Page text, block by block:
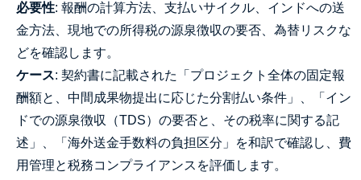
必要性: 報酬の計算方法、支払いサイクル、インドへの送
金方法、現地での所得税の源泉徴収の要否、為替リスクな
どを確認します。
ケース: 契約書に記載された「プロジェクト全体の固定報
酬額と、中間成果物提出に応じた分割払い条件」、「イン
ドでの源泉徴収（TDS）の要否と、その税率に関する記
述」、「海外送金手数料の負担区分」を和訳で確認し、費
用管理と税務コンプライアンスを評価します。